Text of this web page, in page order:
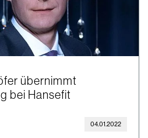
übernimmt
bei Hansefit
04.01.2022